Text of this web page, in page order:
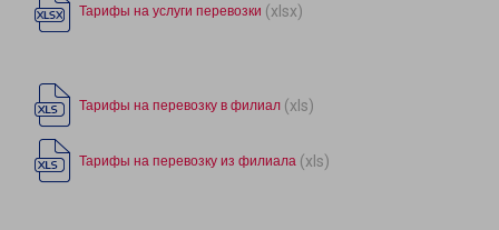
Тарифы на услуги перевозки (xlsx)
Тарифы на перевозку в филиал (xls)
Тарифы на перевозку из филиала (xls)